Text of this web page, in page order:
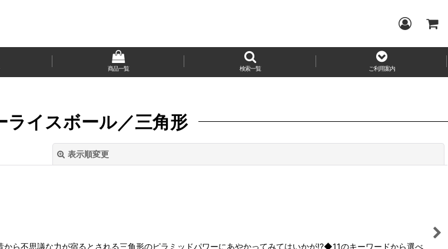
商品一覧 検索一覧 ご利用案内
ライスボール／三角形
表示順変更
ら不思議な力が宿るとされる三角形のピラミッドパワーにあやかってみてはいかが!?◆11のキーワードから選べ